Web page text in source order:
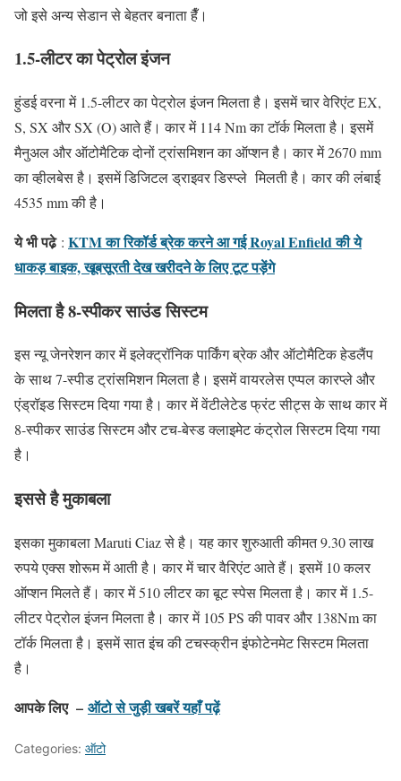
जो इसे अन्य सेडान से बेहतर बनाता हैँ।
1.5-लीटर का पेट्रोल इंजन
हुंडई वरना में 1.5-लीटर का पेट्रोल इंजन मिलता है। इसमें चार वेरिएंट EX,
S, SX और SX (O) आते हैं। कार में 114 Nm का टॉर्क मिलता है। इसमें
मैनुअल और ऑटोमैटिक दोनों ट्रांसमिशन का ऑप्शन है। कार में 2670 mm
का व्हीलबेस है। इसमें डिजिटल ड्राइवर डिस्प्ले मिलती है। कार की लंबाई
4535 mm की है।
ये भी पढे़: KTM का रिकॉर्ड ब्रेक करने आ गई Royal Enfield की ये
धाकड़ बाइक, खूबसूरती देख खरीदने के लिए टूट पड़ेंगे
मिलता है 8-स्पीकर साउंड सिस्टम
इस न्यू जेनरेशन कार में इलेक्ट्रॉनिक पार्किंग ब्रेक और ऑटोमैटिक हेडलैंप
के साथ 7-स्पीड ट्रांसमिशन मिलता है। इसमें वायरलेस एप्पल कारप्ले और
एंड्रॉइड सिस्टम दिया गया है। कार में वेंटीलेटेड फ्रंट सीट्स के साथ कार में
8-स्पीकर साउंड सिस्टम और टच-बेस्ड क्लाइमेट कंट्रोल सिस्टम दिया गया
है।
इससे है मुकाबला
इसका मुकाबला Maruti Ciaz से है। यह कार शुरुआती कीमत 9.30 लाख
रुपये एक्स शोरूम में आती है। कार में चार वैरिएंट आते हैं। इसमें 10 कलर
ऑप्शन मिलते हैं। कार में 510 लीटर का बूट स्पेस मिलता है। कार में 1.5-
लीटर पेट्रोल इंजन मिलता है। कार में 105 PS की पावर और 138Nm का
टॉर्क मिलता है। इसमें सात इंच की टचस्क्रीन इंफोटेनमेट सिस्टम मिलता
है।
आपके लिए – ऑटो से जुड़ी खबरें यहाँ पढ़ें
Categories: ऑटो